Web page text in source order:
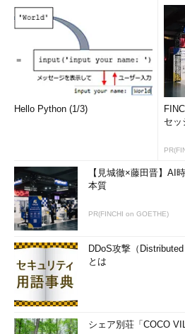
Hello Python (1/3)
セッ
【見城徹×藤田晋】AI
本質
PR(FINCHI on GOETHE)
DDoS攻撃（
とは
シェア別荘「COCO